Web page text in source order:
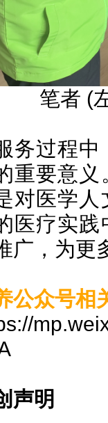
笔者 (
务过程中
重要意
对医学
医疗实
广，为更
公众号相
声明